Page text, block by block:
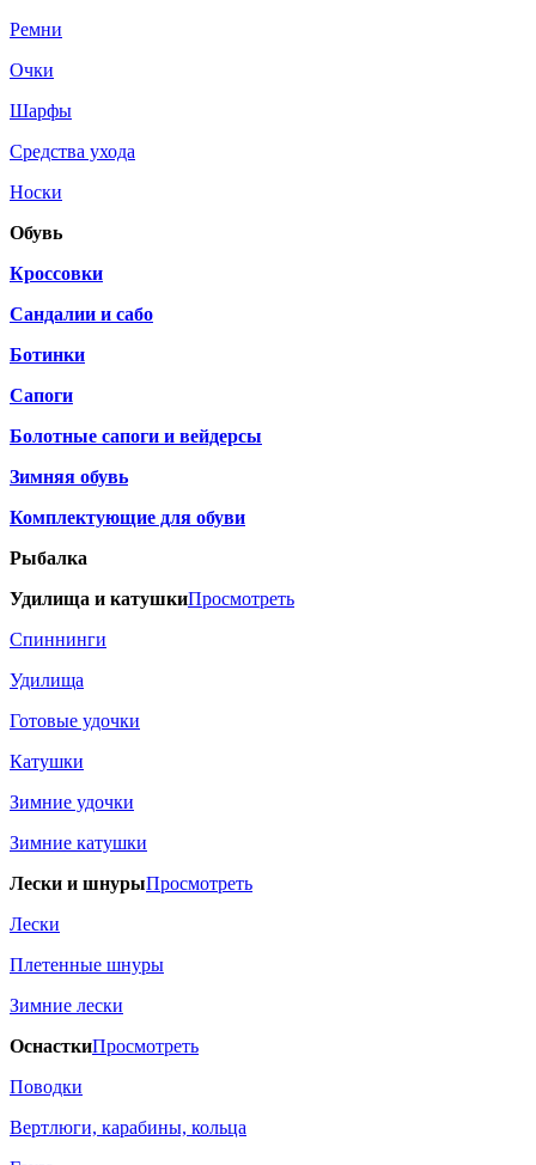
Ремни
Очки
Шарфы
Средства ухода
Носки
Обувь
Кроссовки
Сандалии и сабо
Ботинки
Сапоги
Болотные сапоги и вейдерсы
Зимняя обувь
Комплектующие для обуви
Рыбалка
Удилища и катушкиПросмотреть
Спиннинги
Удилища
Готовые удочки
Катушки
Зимние удочки
Зимние катушки
Лески и шнурыПросмотреть
Лески
Плетенные шнуры
Зимние лески
ОснасткиПросмотреть
Поводки
Вертлюги, карабины, кольца